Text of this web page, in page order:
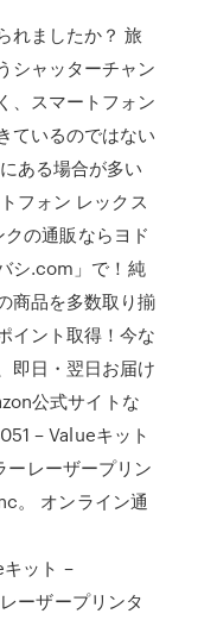
れましたか？ 旅
シャッターチャン
、スマートフォン
ているのではない
ある場合が多い
フォン レックス
の通販ならヨド
シ.com」で！純
商品を多数取り揃
イント取得！今な
即日・翌日お届け
公式サイトな
– Valueキット
レーザープリン
。 オンライン通
ット –
ーザープリンタ